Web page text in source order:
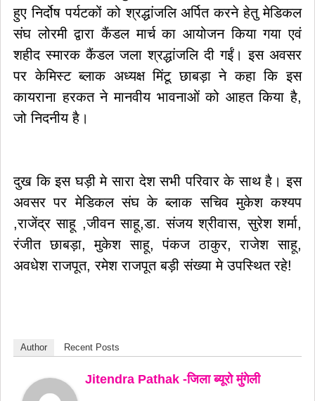
हुए निर्दोष पर्यटकों को श्रद्धांजलि अर्पित करने हेतु मेडिकल
संघ लोरमी द्वारा कैंडल मार्च का आयोजन किया गया एवं
शहीद स्मारक कैंडल जला श्रद्धांजलि दी गईं। इस अवसर
पर केमिस्ट ब्लाक अध्यक्ष मिंटू छाबड़ा ने कहा कि इस
कायराना हरकत ने मानवीय भावनाओं को आहत किया है,
जो निदनीय है।
दुख कि इस घड़ी मे सारा देश सभी परिवार के साथ है। इस
अवसर पर मेडिकल संघ के ब्लाक सचिव मुकेश कश्यप
,राजेंद्र साहू ,जीवन साहू,डा. संजय श्रीवास, सुरेश शर्मा,
रंजीत छाबड़ा, मुकेश साहू, पंकज ठाकुर, राजेश साहू,
अवधेश राजपूत, रमेश राजपूत बड़ी संख्या मे उपस्थित रहे!
Author Recent Posts
Jitendra Pathak -जिला ब्यूरो मुंगेली